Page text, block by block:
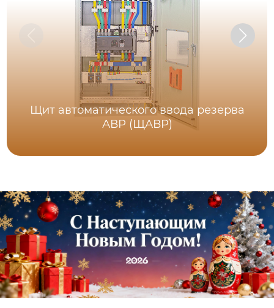
Щит автоматического ввода резерва
АВР (ЩАВР)